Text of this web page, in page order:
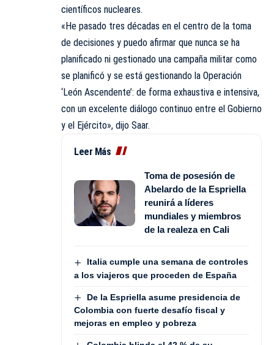
científicos nucleares.
«He pasado tres décadas en el centro de la toma
de decisiones y puedo afirmar que nunca se ha
planificado ni gestionado una campaña militar como
se planificó y se está gestionando la Operación
‘León Ascendente’: de forma exhaustiva e intensiva,
con un excelente diálogo continuo entre el Gobierno
y el Ejército», dijo Saar.
Leer Más
Toma de posesión de
Abelardo de la Espriella
reunirá a líderes
mundiales y miembros
de la realeza en Cali
Italia cumple una semana de controles
a los viajeros que proceden de España
De la Espriella asume presidencia de
Colombia con fuerte desafío fiscal y
mejoras en empleo y pobreza